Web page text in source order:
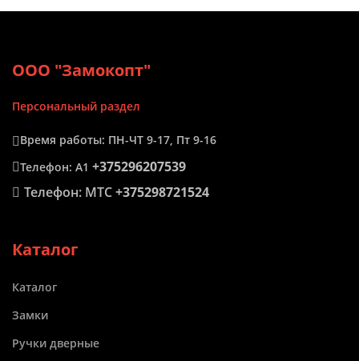
ООО "Замокопт"
Персональный раздел
Время работы: ПН-ЧТ 9-17, Пт 9-16
Телефон: А1 +375296207539
Телефон: МТС+375298721524
Каталог
Каталог
Замки
Ручки дверные